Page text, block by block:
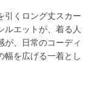
引くロング丈スカー
ルエットが、着る人
が、日常のコーディ
幅を広げる一着とし